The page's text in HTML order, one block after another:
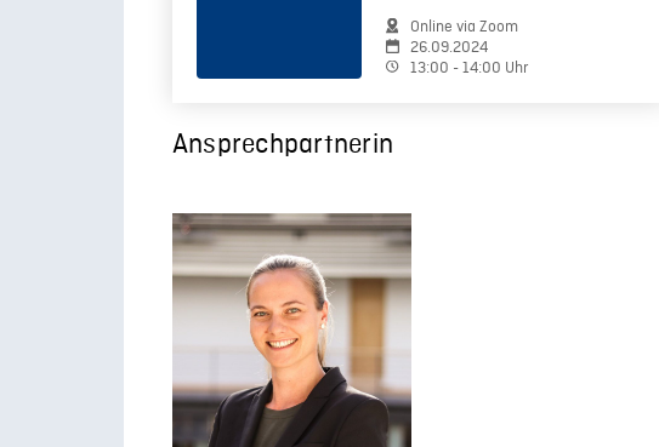
Online via Zoom
26.09.2024
13:00 - 14:00 Uhr
Ansprechpartnerin